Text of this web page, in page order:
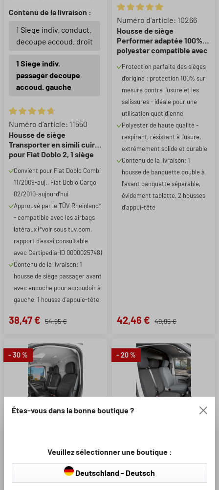
Contenu de la livraison :
1 Siege indiv. conduct.
decoupe accoud. droit
1 Siege indiv.
passager decoupe
accoud. gauche
Note moyenne de 4.75 sur 5 étoiles
Numéro d'article: 11550
Housse de siège
Transporter en simili cuir
pour Fiat Doblo 2, 1 siège
(évidement accoudoir
gauche)
Convient pour Fiat Doblo Combi
11/2009-auj., Fiat Doblo Cargo
02/2010-aujourd'hui
Approuvé par le TÜV Rheinland*
- compatible avec les airbags
latéraux (*voir sous tuv.com,
rapport d'essai consultable
avec Certipedia-ID 0000025748)
Contenu de la livraison: 1
housse de siège passager avant
avec encoche pour accoudoir à
gauche, 1 housse d'appuie-tête
38,47 € 54,95 €
Note moyenne de 5 sur 5
Numéro d'article: 10266
Housse de siège
Performer adaptée 100%
polyester compatible avec
Ducato, Peugeot Boxer, 1
housse de banquette
double
Protection parfaite des sièges
d'origine : protection 100% sur
mesure contre l'usure et les
salissures - idéale pour une
utilisation quotidienne
Polyester de haute qualité -
respirant, résistant à l'usure,
extrêmement solide et durable
Contenu de la livraison: 1
housse de banquette double à
l'avant banquette séparable,
évidement tablette, 2 housses
d'appui-tête
42,46 € 49,95 €
- 30 %
decoupe accoud. 2x
inter.
- 20 %
Êtes-vous dans la bonne boutique ?
Veuillez sélectionner une boutique :
Deutschland - Deutsch